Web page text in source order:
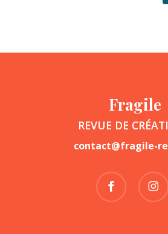
Fragile
REVUE DE
contact@fragile-
facebook